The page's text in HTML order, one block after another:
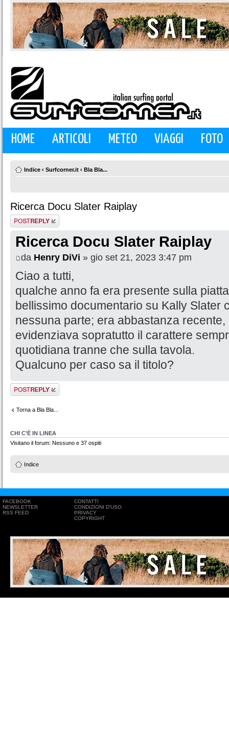
HOME ARTICOLI METEO VIAGGI FOTO
Indice ‹ Surfcorner.it ‹ Bla Bla...
Ricerca Docu Slater Raiplay
Rispondi al
messaggio
Ricerca Docu Slater Raiplay
da Henry DiVi » gio set 21, 2023 3:47 pm
Ciao a tutti,
qualche anno fa era presente sulla
bellissimo documentario su Kally Slater
nessuna parte; era abbastanza
evidenziava sopratutto il carattere
quotidiana tranne che sulla tavola.
Qualcuno per caso sa il titolo?
Rispondi al
messaggio
Torna a Bla Bla...
CHI C’È IN LINEA
Visitano il forum: Nessuno e 37 ospiti
Indice
FACEBOOK
NEWSLETTER
RSS FEED
CONTATTI
CONDIZIONI D'USO
PRIVACY
COPYRIGHT